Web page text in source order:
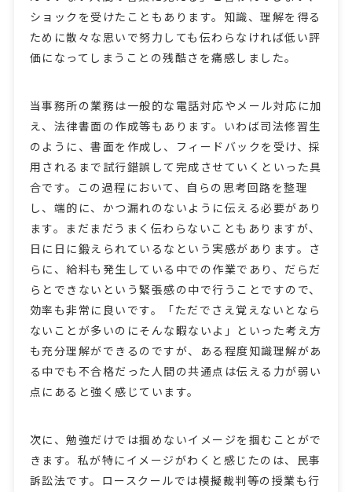
ショックを受けたこともあります。知識、理解を得る
ために散々な思いで努力しても伝わらなければ低い評
価になってしまうことの残酷さを痛感しました。
当事務所の業務は一般的な電話対応やメール対応に加
え、法律書面の作成等もあります。いわば司法修習生
のように、書面を作成し、フィードバックを受け、採
用されるまで試行錯誤して完成させていくといった具
合です。この過程において、自らの思考回路を整理
し、端的に、かつ漏れのないように伝える必要があり
ます。まだまだうまく伝わらないこともありますが、
日に日に鍛えられているなという実感があります。さ
らに、給料も発生している中での作業であり、だらだ
らとできないという緊張感の中で行うことですので、
効率も非常に良いです。「ただでさえ覚えないとなら
ないことが多いのにそんな暇ないよ」といった考え方
も充分理解ができるのですが、ある程度知識理解があ
る中でも不合格だった人間の共通点は伝える力が弱い
点にあると強く感じています。
次に、勉強だけでは掴めないイメージを掴むことがで
きます。私が特にイメージがわくと感じたのは、民事
訴訟法です。ロースクールでは模擬裁判等の授業も行